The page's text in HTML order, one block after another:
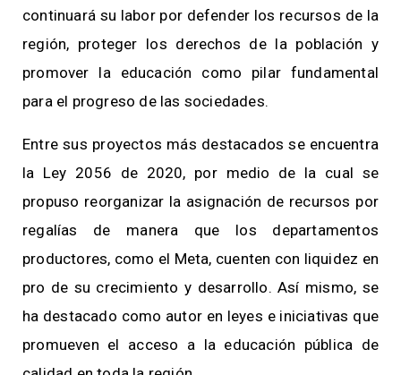
continuará su labor por defender los recursos de la
región, proteger los derechos de la población y
promover la educación como pilar fundamental
para el progreso de las sociedades.
Entre sus proyectos más destacados se encuentra
la Ley 2056 de 2020, por medio de la cual se
propuso reorganizar la asignación de recursos por
regalías de manera que los departamentos
productores, como el Meta, cuenten con liquidez en
pro de su crecimiento y desarrollo. Así mismo, se
ha destacado como autor en leyes e iniciativas que
promueven el acceso a la educación pública de